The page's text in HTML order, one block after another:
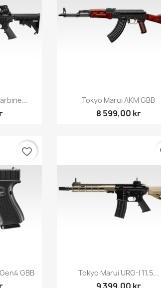
Snabbvy
Tokyo Marui AKM GBB
8 599,00 kr
GBB
favorite_border
Snabbvy
Tokyo Marui URG-I 11,5...